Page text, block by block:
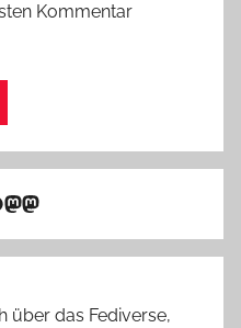
Kommentar
Link zu Mastodon
Mastodon
über das Fediverse,